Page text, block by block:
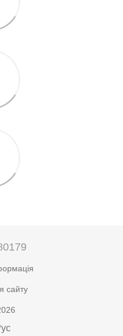
сайту